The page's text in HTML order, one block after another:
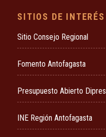
SITIOS DE INTERÉS
Sitio Consejo Regional
Fomento Antofagasta
Presupuesto Abierto Dipres
INE Región Antofagasta